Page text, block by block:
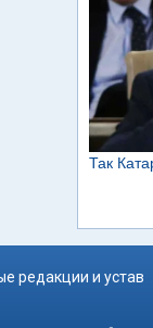
редакции и устав